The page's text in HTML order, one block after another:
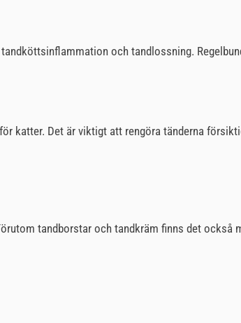
och tandlossning.
katter. Det är viktigt att rengöra tänderna
tandborstar och tandkräm finns det